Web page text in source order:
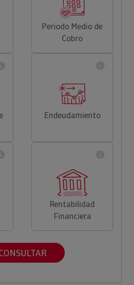
Periodo Medio de
Cobro
Endeudamiento
Rentabilidad
Financiera